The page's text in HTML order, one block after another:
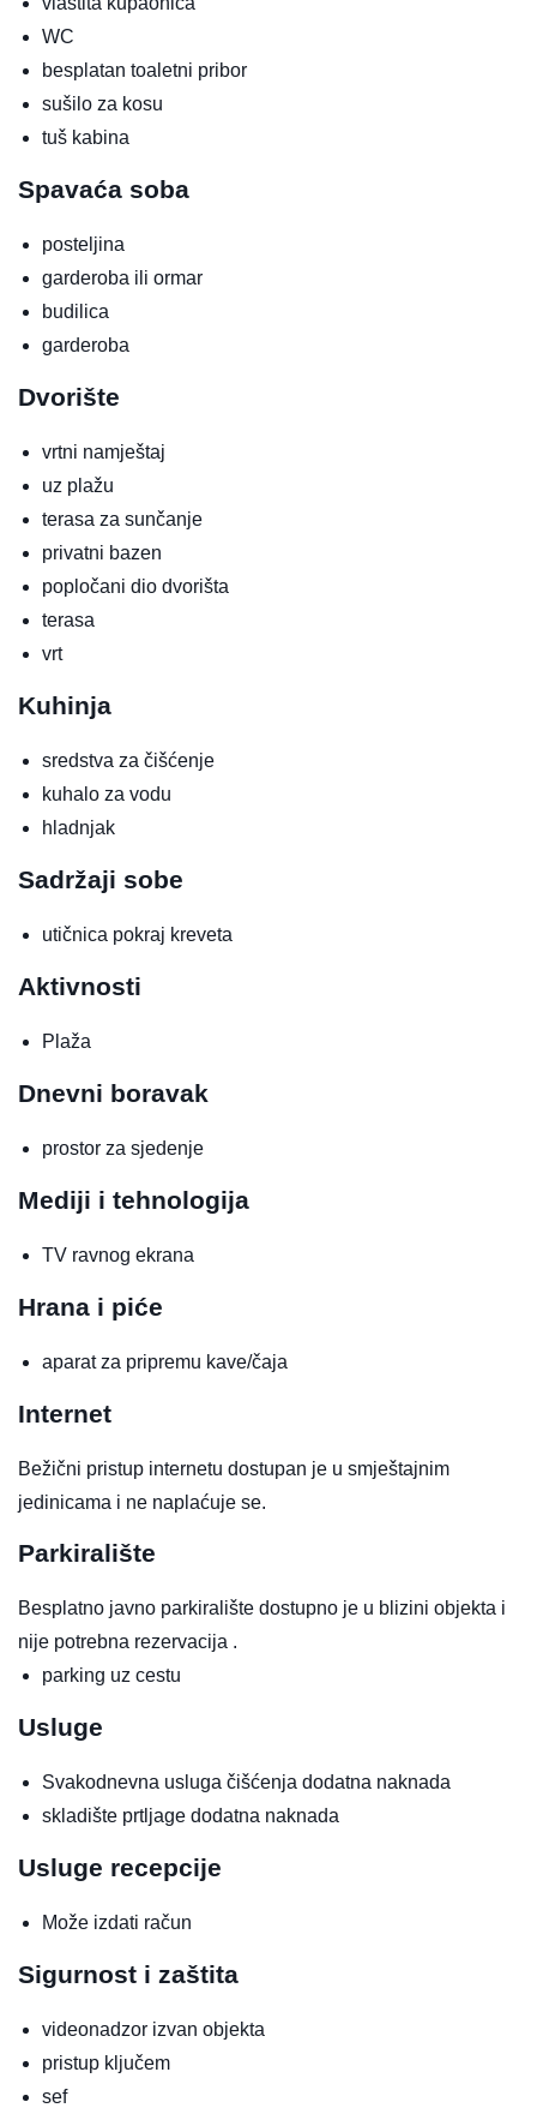
WC
besplatan toaletni pribor
sušilo za kosu
tuš kabina
Spavaća soba
posteljina
garderoba ili ormar
budilica
garderoba
Dvorište
vrtni namještaj
uz plažu
terasa za sunčanje
privatni bazen
popločani dio dvorišta
terasa
vrt
Kuhinja
sredstva za čišćenje
kuhalo za vodu
hladnjak
Sadržaji sobe
utičnica pokraj kreveta
Aktivnosti
Plaža
Dnevni boravak
prostor za sjedenje
Mediji i tehnologija
TV ravnog ekrana
Hrana i piće
aparat za pripremu kave/čaja
Internet
Bežični pristup internetu dostupan je u smještajnim
jedinicama i ne naplaćuje se.
Parkiralište
Besplatno javno parkiralište dostupno je u blizini objekta i
nije potrebna rezervacija .
parking uz cestu
Usluge
Svakodnevna usluga čišćenja dodatna naknada
skladište prtljage dodatna naknada
Usluge recepcije
Može izdati račun
Sigurnost i zaštita
videonadzor izvan objekta
pristup ključem
sef